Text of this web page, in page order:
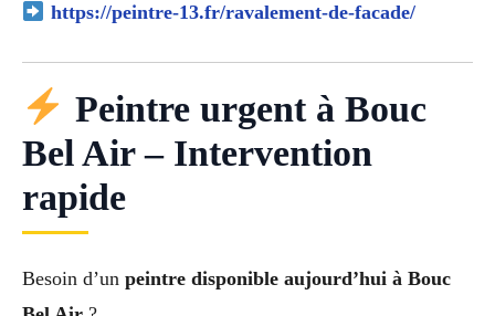
https://peintre-13.fr/ravalement-de-facade/
Peintre urgent à Bouc
Bel Air – Intervention
rapide
Besoin d’un peintre disponible aujourd’hui à Bouc